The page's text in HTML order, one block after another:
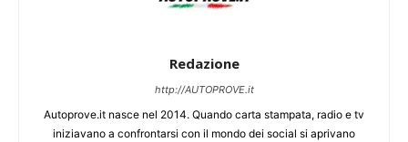
Redazione
http://AUTOPROVE.it
Autoprove.it nasce nel 2014. Quando carta stampata, radio e tv
iniziavano a confrontarsi con il mondo dei social si aprivano